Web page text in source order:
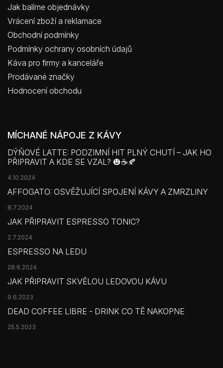
Jak balíme objednávky
Vrácení zboží a reklamace
Obchodní podmínky
Podmínky ochrany osobních údajů
Káva pro firmy a kanceláře
Prodávané značky
Hodnocení obchodu
MÍCHANÉ NÁPOJE Z KÁVY
DÝŇOVÉ LATTE: PODZIMNÍ HIT PLNÝ CHUTÍ – JAK HO
PŘIPRAVIT A KDE SE VZAL? 🎃☕🍂
4.10.2024
AFFOGATO: OSVĚŽUJÍCÍ SPOJENÍ KÁVY A ZMRZLINY
8.7.2024
JAK PŘIPRAVIT ESPRESSO TONIC?
2.7.2024
ESPRESSO NA LEDU
28.6.2024
JAK PŘIPRAVIT SKVĚLOU LEDOVOU KÁVU
9.6.2023
DEAD COFFEE LIBRE - DRINK CO TĚ NAKOPNE
25.5.2023